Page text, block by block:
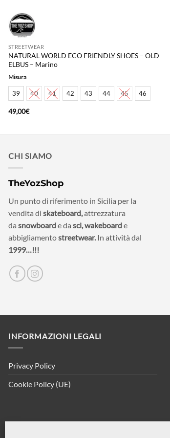
STREETWEAR
NATURAL WORLD ECO FRIENDLY SHOES – OLD
ELBUS – Marino
Misura
39 40 41 42 43 44 45 46
49,00€
CHI SIAMO
TheYozShop
Un punto di riferimento in Sicilia per la
vendita di skateboard,attrezzatura
da snowboarde da sci,wakeboarde
abbigliamentostreetwear. In attività dal
1999…!!!
INFORMAZIONI LEGALI
Privacy Policy
Cookie Policy (UE)